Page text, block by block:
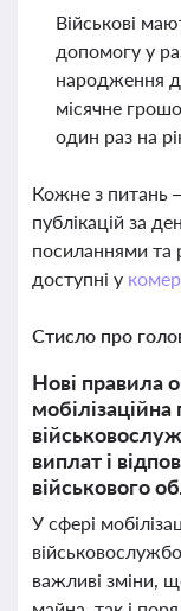
Військові
допомогу у
народження
місячне
один раз на
Кожне з питань
публікацій за
посиланнями та
доступні у
Стисло про
Нові правила
мобілізаційна
виплат і
військового
У сфері
важливі зміни,